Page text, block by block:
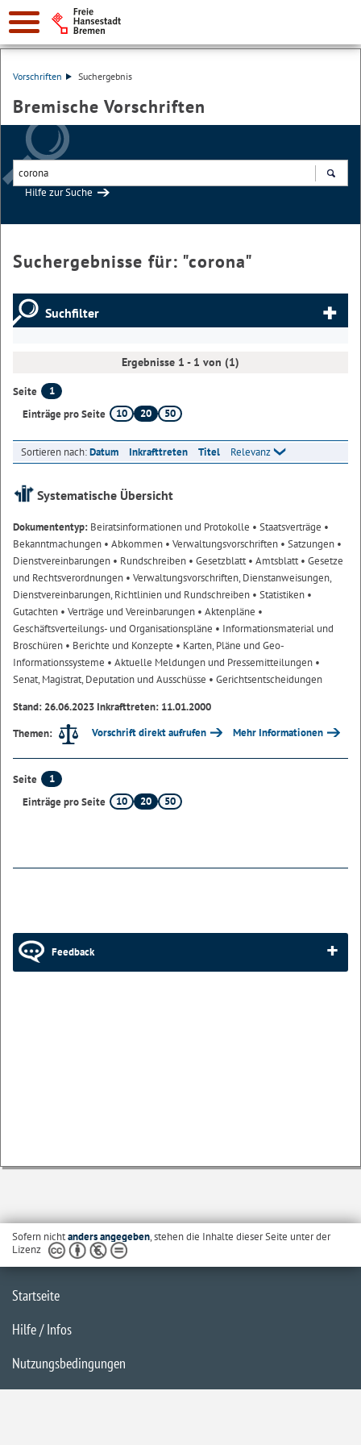
Vorschriften Suchergebnis
Bremische Vorschriften
Hilfe zur Suche
Suchergebnisse für: "corona"
Suchfilter
Ergebnisse 1 - 1 von (1)
Seite
1
Einträge pro Seite
10 20 50
Sortieren nach:Datum Inkrafttreten Titel Relevanz
Systematische Übersicht
Dokumententyp: Beiratsinformationen und Protokolle • Staatsverträge •
Bekanntmachungen • Abkommen • Verwaltungsvorschriften • Satzungen •
Dienstvereinbarungen • Rundschreiben • Gesetzblatt• Amtsblatt• Gesetze
und Rechtsverordnungen • Verwaltungsvorschriften, Dienstanweisungen,
Dienstvereinbarungen, Richtlinien und Rundschreiben • Statistiken •
Gutachten • Verträge und Vereinbarungen • Aktenpläne •
Geschäftsverteilungs- und Organisationspläne • Informationsmaterial und
Broschüren • Berichte und Konzepte • Karten, Pläne und Geo-
Informationssysteme • Aktuelle Meldungen und Pressemitteilungen •
Senat, Magistrat, Deputation und Ausschüsse • Gerichtsentscheidungen
Stand: 26.06.2023 Inkrafttreten: 11.01.2000
Themen:
Vorschrift direkt aufrufen Mehr Informationen
Seite
1
Einträge pro Seite
10 20 50
Feedback
Sofern nichtanders angegeben, stehen die Inhalte dieser Seite unter der
Lizenz
Startseite
Hilfe / Infos
Nutzungsbedingungen